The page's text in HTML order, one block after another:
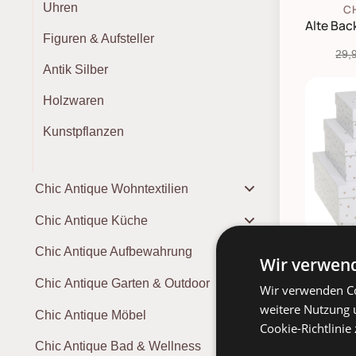
Uhren
Figuren & Aufsteller
Antik Silber
Holzwaren
Kunstpflanzen
Chic Antique Wohntextilien
Chic Antique Küche
Chic Antique Aufbewahrung
Chic Antique Garten & Outdoor
Chic Antique Möbel
Chic Antique Bad & Wellness
Wir
Wir verwenden
weitere Nutzung
Cookie-Richtlinie